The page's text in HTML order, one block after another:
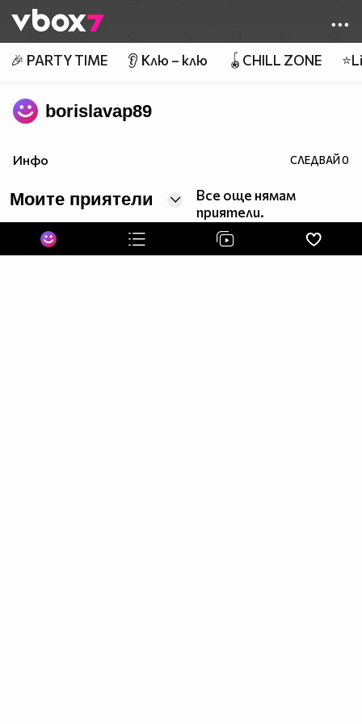
👾
🎉 PARTY TIME 👂 Клю – клю 🪀CHILL ZONE
borislavap89
Инфо СЛЕДВАЙ0
Моите приятели
Все още нямам
приятели.